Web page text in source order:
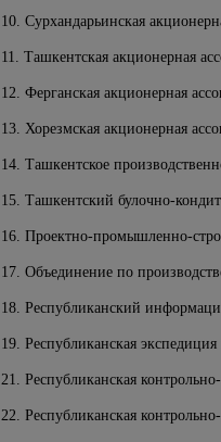
10. Сурхандарьинская
11. Ташкентская акционерная
12. Ферганская акционерная
13. Хорезмская акционерная
14. Ташкентское
15. Ташкентский булочно-
16. Проектно-промышленно-
17. Объединение по
18. Республиканский
19. Республиканская
21. Республиканская
22. Республиканская